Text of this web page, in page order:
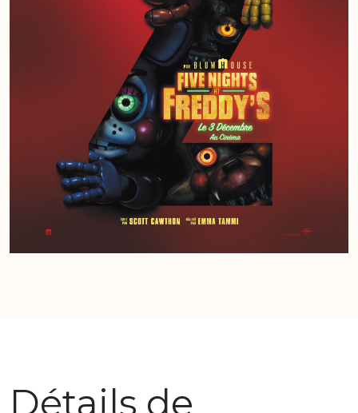
Détails de